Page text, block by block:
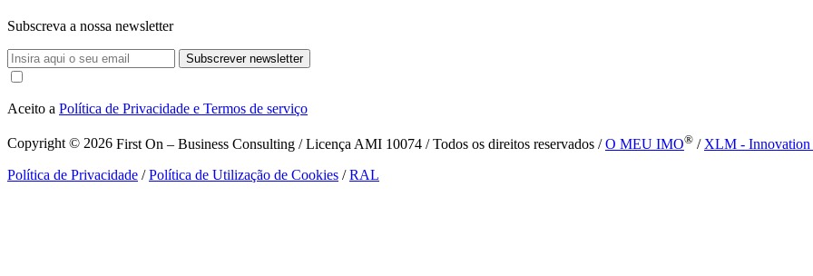
Subscreva a nossa newsletter
Subscrever newsletter
Aceito a Política de Privacidade e Termos de serviço
Copyright © 2026 First On – Business Consulting / Licença AMI 10074 / Todos os direitos reservados /O MEU IMO® / XLM -
Política de Privacidade /Política de Utilização de Cookies /RAL